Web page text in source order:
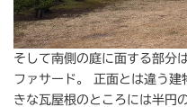
そして南側の庭に面する部分
ファサード。 正面とは違う
きな瓦屋根のところには半円